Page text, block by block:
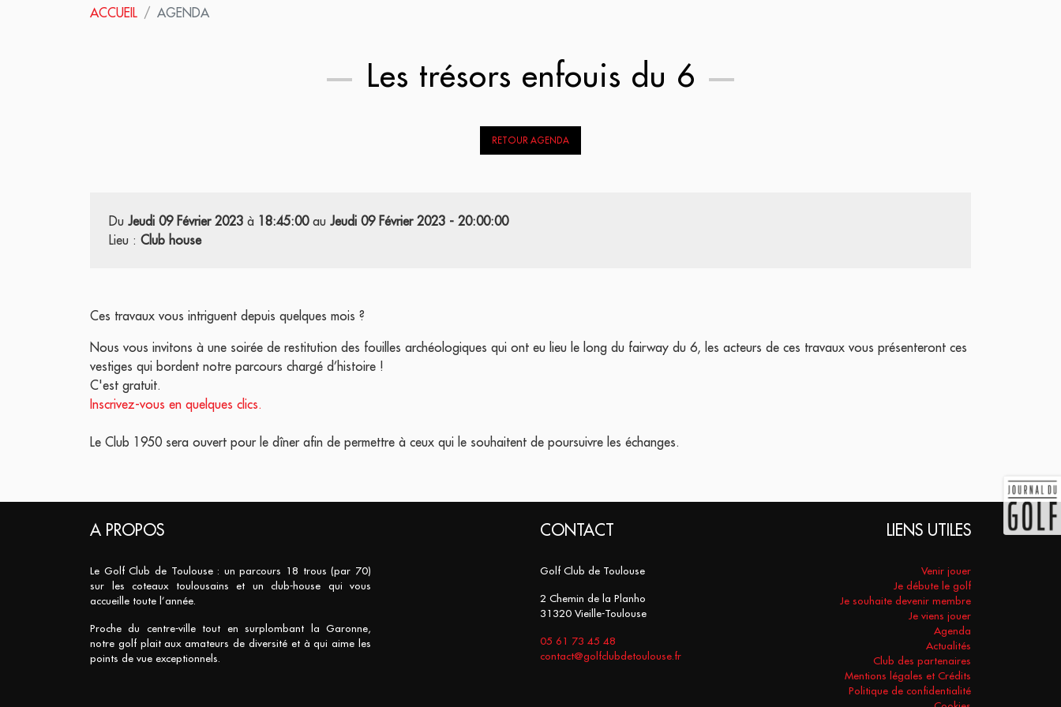
ACCUEIL AGENDA
Les trésors enfouis du 6
RETOUR AGENDA
Du Jeudi 09 Février 2023 à 18:45:00au Jeudi 09 Février 2023 - 20:00:00
Lieu : Club house
Ces travaux vous intriguent depuis quelques mois ?
Nous vous invitons à une soirée de restitution des fouilles archéologiques qui ont eu lieu le long du fairway du 6, les acteurs de ces travaux vous présenteront ces
vestiges qui bordent notre parcours chargé d’histoire !
C'est gratuit.
Inscrivez-vous en quelques clics.
Le Club 1950 sera ouvert pour le dîner afin de permettre à ceux qui le souhaitent de poursuivre les échanges.
A PROPOS
Le Golf Club de Toulouse : un parcours 18 trous (par 70)
sur les coteaux toulousains et un club-house qui vous
accueille toute l’année.
Proche du centre-ville tout en surplombant la Garonne,
notre golf plait aux amateurs de diversité et à qui aime les
points de vue exceptionnels.
CONTACT
Golf Club de Toulouse
2 Chemin de la Planho
31320 Vieille-Toulouse
05 61 73 45 48
contact@golfclubdetoulouse.fr
LIENS UTILES
Venir jouer
Je débute le golf
Je souhaite devenir membre
Je viens jouer
Agenda
Actualités
Club des partenaires
Mentions légales et Crédits
Politique de confidentialité